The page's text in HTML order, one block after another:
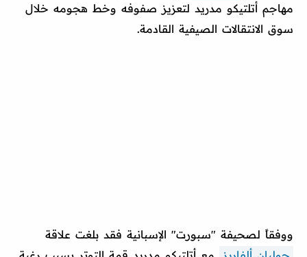
مهاجم أتلتيكو مدريد لتعزيز صفوفه وخط هجومه خلال
سوق الانتقالات الصيفية القادمة.
ووفقاً لصحيفة "سبورت" الإسبانية فقد بلغت علاقة